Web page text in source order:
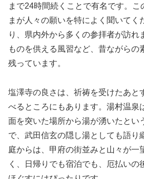
まで24時間続くことで有名です。こ
まが人々の願いを特によく聞いてく
り、県内外から多くの参拝者が訪れ
ものを供える風習など、昔ながらの
残っています。
塩澤寺の良さは、祈祷を受けたあと
べるところにもあります。湯村温泉
面を突いた場所から湯が湧いたとい
で、武田信玄の隠し湯としても語り
庭からは、甲府の街並みと山々が一
く、日帰りでも宿泊でも、厄払いの